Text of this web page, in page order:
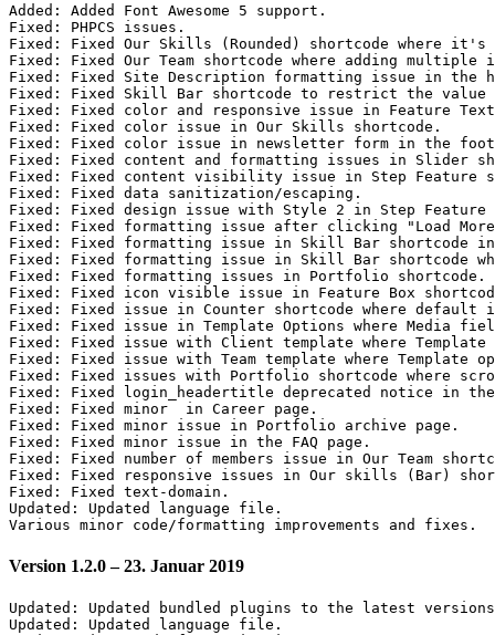
Added: Added Font Awesome 5 support.
Fixed: PHPCS issues.
Fixed: Fixed Our Skills (Rounded) shortcode where
Fixed: Fixed Our Team shortcode where adding
Fixed: Fixed Site Description formatting issue in the
Fixed: Fixed Skill Bar shortcode to restrict the value
Fixed: Fixed color and responsive issue in Feature
Fixed: Fixed color issue in Our Skills shortcode.
Fixed: Fixed color issue in newsletter form in the
Fixed: Fixed content and formatting issues in Slider
Fixed: Fixed content visibility issue in Step Feature
Fixed: Fixed data sanitization/escaping.
Fixed: Fixed design issue with Style 2 in Step Feature
Fixed: Fixed formatting issue after clicking "Load
Fixed: Fixed formatting issue in Skill Bar shortcode
Fixed: Fixed formatting issue in Skill Bar shortcode
Fixed: Fixed formatting issues in Portfolio shortcode.
Fixed: Fixed icon visible issue in Feature Box
Fixed: Fixed issue in Counter shortcode where
Fixed: Fixed issue in Template Options where Media
Fixed: Fixed issue with Client template where
Fixed: Fixed issue with Team template where Template
Fixed: Fixed issues with Portfolio shortcode where
Fixed: Fixed login_headertitle deprecated notice in
Fixed: Fixed minor  in Career page.
Fixed: Fixed minor issue in Portfolio archive page.
Fixed: Fixed minor issue in the FAQ page.
Fixed: Fixed number of members issue in Our Team
Fixed: Fixed responsive issues in Our skills (Bar)
Fixed: Fixed text-domain.
Updated: Updated language file.
Version 1.2.0 – 23. Januar 2019
Updated: Updated bundled plugins to the latest
Updated: Updated language file.